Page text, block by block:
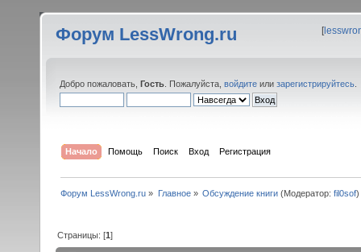
Форум LessWrong.ru [
Добро пожаловать, Гость . Пожалуйста, войдите или зарегистрируйтесь
Начало Помощь Поиск Вход Регистрация
Форум LessWrong.ru » Главное» Обсуждение книги(Модератор: fil0sof)
Страницы: [1]